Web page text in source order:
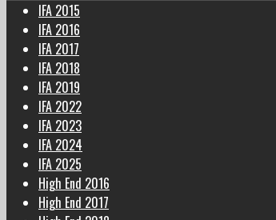
IFA 2015
IFA 2016
IFA 2017
IFA 2018
IFA 2019
IFA 2022
IFA 2023
IFA 2024
IFA 2025
High End 2016
High End 2017